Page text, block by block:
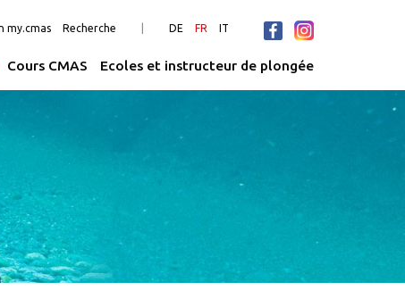
my.cmas Recherche DE FR IT
Cours CMAS Ecoles et instructeur de plongée